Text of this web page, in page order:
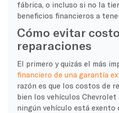
fábrica, o incluso si no la
beneficios financieros a
Cómo evitar
reparaciones
El primero y quizás el más
financiero de una garantía
razón es que los costos de
bien los vehículos Chevrolet
ningún vehículo está exento